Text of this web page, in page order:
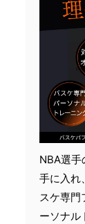
NBA選手
手に入れ
スケ専門
ーソナル